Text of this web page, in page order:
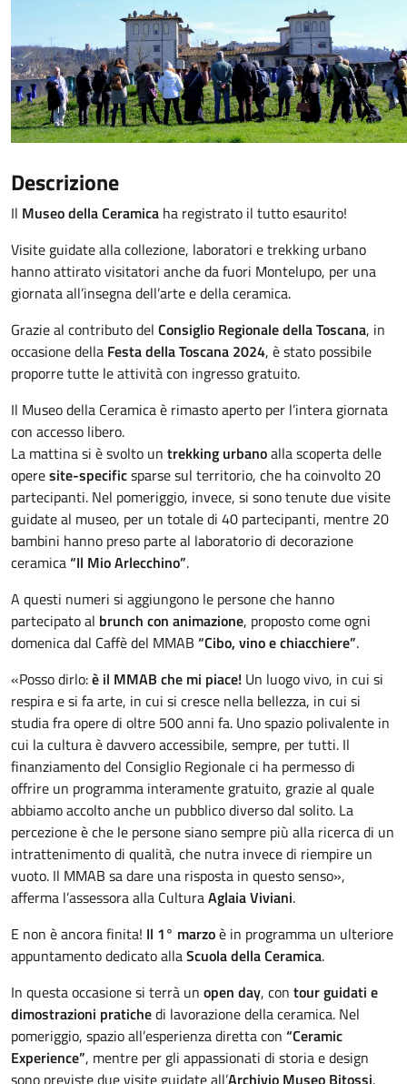
Descrizione
Il Museo della Ceramica ha registrato il tutto esaurito!
Visite guidate alla collezione, laboratori e trekking urbano
hanno attirato visitatori anche da fuori Montelupo, per una
giornata all’insegna dell’arte e della ceramica.
Grazie al contributo del Consiglio Regionale della Toscana, in
occasione della Festa della Toscana 2024, è stato possibile
proporre tutte le attività con ingresso gratuito.
Il Museo della Ceramica è rimasto aperto per l’intera giornata
con accesso libero.
La mattina si è svolto un trekking urbanoalla scoperta delle
operesite-specificsparse sul territorio, che ha coinvolto 20
partecipanti. Nel pomeriggio, invece, si sono tenute due visite
guidate al museo, per un totale di 40 partecipanti, mentre 20
bambini hanno preso parte al laboratorio di decorazione
ceramica“Il Mio Arlecchino”.
A questi numeri si aggiungono le persone che hanno
partecipato al brunch con animazione, proposto come ogni
domenica dal Caffè del MMAB “Cibo, vino e chiacchiere”.
«Posso dirlo:è il MMAB che mi piace! Un luogo vivo, in cui si
respira e si fa arte, in cui si cresce nella bellezza, in cui si
studia fra opere di oltre 500 anni fa. Uno spazio polivalente in
cui la cultura è davvero accessibile, sempre, per tutti. Il
finanziamento del Consiglio Regionale ci ha permesso di
offrire un programma interamente gratuito, grazie al quale
abbiamo accolto anche un pubblico diverso dal solito. La
percezione è che le persone siano sempre più alla ricerca di un
intrattenimento di qualità, che nutra invece di riempire un
vuoto. Il MMAB sa dare una risposta in questo senso»,
afferma l’assessora alla CulturaAglaia Viviani.
E non è ancora finita! Il 1° marzoè in programma un ulteriore
appuntamento dedicato allaScuola della Ceramica.
In questa occasione si terrà un open day, con tour guidati e
dimostrazioni pratichedi lavorazione della ceramica. Nel
pomeriggio, spazio all’esperienza diretta con “Ceramic
Experience”, mentre per gli appassionati di storia e design
sono previste due visite guidate all’Archivio Museo Bitossi.